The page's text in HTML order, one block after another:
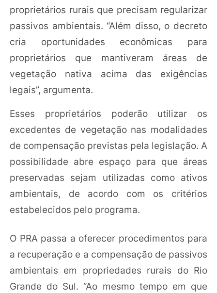
proprietários rurais que precisam regularizar
passivos ambientais. “Além disso, o decreto
cria oportunidades econômicas para
proprietários que mantiveram áreas de
vegetação nativa acima das exigências
legais”, argumenta.
Esses proprietários poderão utilizar os
excedentes de vegetação nas modalidades
de compensação previstas pela legislação. A
possibilidade abre espaço para que áreas
preservadas sejam utilizadas como ativos
ambientais, de acordo com os critérios
estabelecidos pelo programa.
O PRA passa a oferecer procedimentos para
a recuperação e a compensação de passivos
ambientais em propriedades rurais do Rio
Grande do Sul. “Ao mesmo tempo em que